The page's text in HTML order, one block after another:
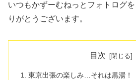
いつもかずーむねっとフォトログ
りがとうございます。
目次
東京出張の楽しみ…それは黒湯！